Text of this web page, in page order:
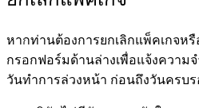
หากท่านต้องการยกเลิกแพ็คเกจห
กรอกฟอร์มด้านล่างเพื่อแจ้งความจํ
วันทําการล่วงหน้า ก่อนถึงวันครบ